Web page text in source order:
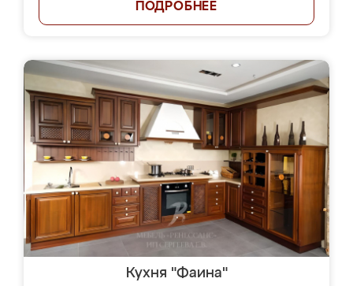
ПОДРОБНЕЕ
Кухня "Фаина"